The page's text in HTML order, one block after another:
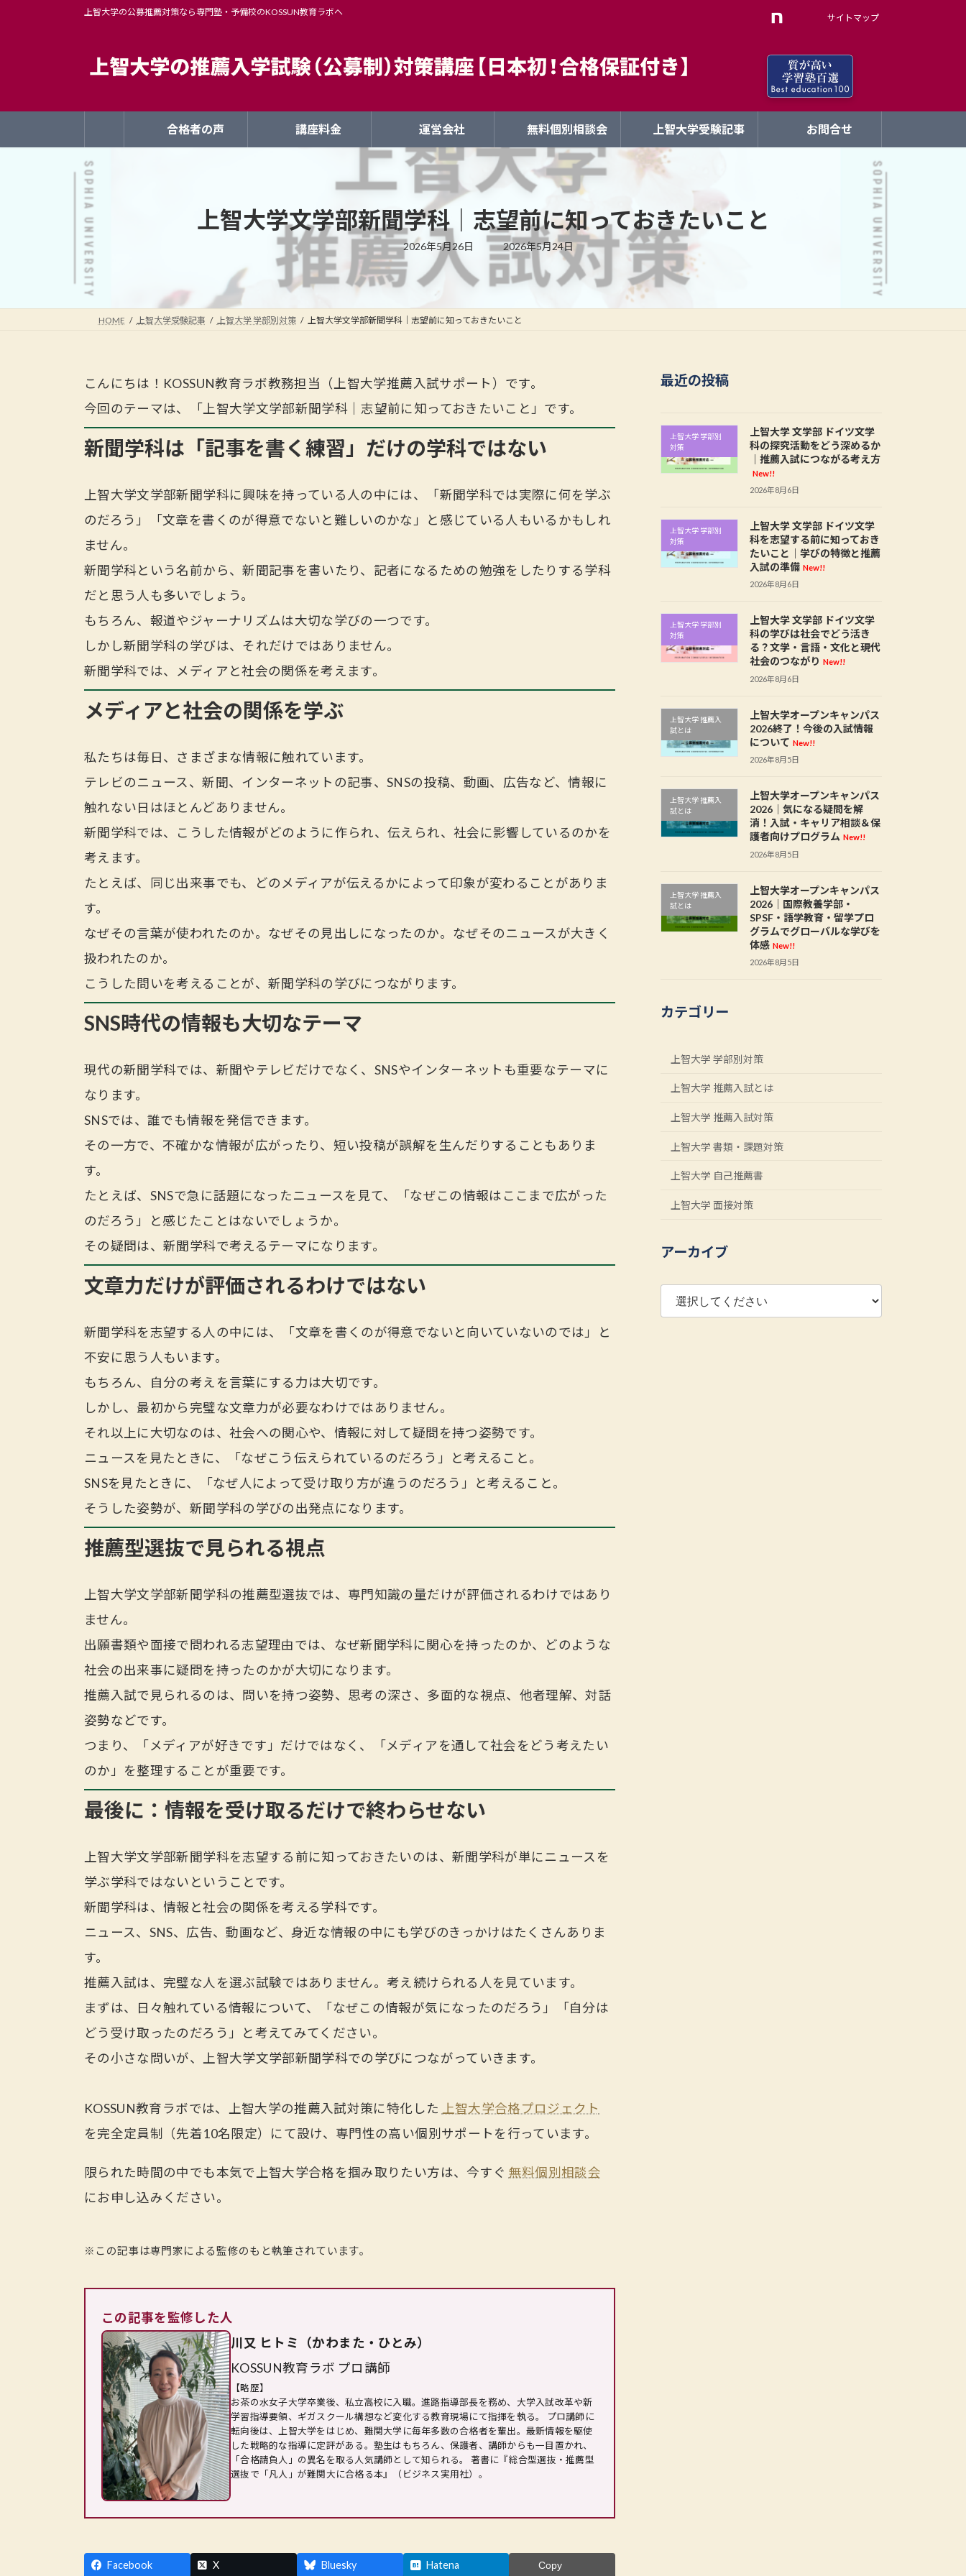
ス
ッ
ン
移
上智大学の公募推薦対策なら専門塾・予備校のKOSSUN教育ラボへ
サイトマップ
合格者の声 講座料金 運営会社 無料個別相談会 上智大学受験記事 お問合せ
上智大学文学部新聞学科｜志望前に知っておきたいこと
2026年5月26日
最
終
更
新
日
:
2026年5月24日
HOME 上智大学受験記事 上智大学 学部別対策 上智大学文学部新聞学科｜志望前に知っておきたいこと
こんにちは！KOSSUN教育ラボ教務担当（上智大学推薦入試サポート）です。
今回のテーマは、「上智大学文学部新聞学科｜志望前に知っておきたいこと」です。
新聞学科は「記事を書く練習」だけの学科ではない
上智大学文学部新聞学科に興味を持っている人の中には、「新聞学科では実際に何を学ぶ
のだろう」「文章を書くのが得意でないと難しいのかな」と感じている人もいるかもしれ
ません。
新聞学科という名前から、新聞記事を書いたり、記者になるための勉強をしたりする学科
だと思う人も多いでしょう。
もちろん、報道やジャーナリズムは大切な学びの一つです。
しかし新聞学科の学びは、それだけではありません。
新聞学科では、メディアと社会の関係を考えます。
メディアと社会の関係を学ぶ
私たちは毎日、さまざまな情報に触れています。
テレビのニュース、新聞、インターネットの記事、SNSの投稿、動画、広告など、情報に
触れない日はほとんどありません。
新聞学科では、こうした情報がどのように作られ、伝えられ、社会に影響しているのかを
考えます。
たとえば、同じ出来事でも、どのメディアが伝えるかによって印象が変わることがありま
す。
なぜその言葉が使われたのか。なぜその見出しになったのか。なぜそのニュースが大きく
扱われたのか。
こうした問いを考えることが、新聞学科の学びにつながります。
SNS時代の情報も大切なテーマ
現代の新聞学科では、新聞やテレビだけでなく、SNSやインターネットも重要なテーマに
なります。
SNSでは、誰でも情報を発信できます。
その一方で、不確かな情報が広がったり、短い投稿が誤解を生んだりすることもありま
す。
たとえば、SNSで急に話題になったニュースを見て、「なぜこの情報はここまで広がった
のだろう」と感じたことはないでしょうか。
その疑問は、新聞学科で考えるテーマになります。
文章力だけが評価されるわけではない
新聞学科を志望する人の中には、「文章を書くのが得意でないと向いていないのでは」と
不安に思う人もいます。
もちろん、自分の考えを言葉にする力は大切です。
しかし、最初から完璧な文章力が必要なわけではありません。
それ以上に大切なのは、社会への関心や、情報に対して疑問を持つ姿勢です。
ニュースを見たときに、「なぜこう伝えられているのだろう」と考えること。
SNSを見たときに、「なぜ人によって受け取り方が違うのだろう」と考えること。
そうした姿勢が、新聞学科の学びの出発点になります。
推薦型選抜で見られる視点
上智大学文学部新聞学科の推薦型選抜では、専門知識の量だけが評価されるわけではあり
ません。
出願書類や面接で問われる志望理由では、なぜ新聞学科に関心を持ったのか、どのような
社会の出来事に疑問を持ったのかが大切になります。
推薦入試で見られるのは、問いを持つ姿勢、思考の深さ、多面的な視点、他者理解、対話
姿勢などです。
つまり、「メディアが好きです」だけではなく、「メディアを通して社会をどう考えたい
のか」を整理することが重要です。
最後に：情報を受け取るだけで終わらせない
上智大学文学部新聞学科を志望する前に知っておきたいのは、新聞学科が単にニュースを
学ぶ学科ではないということです。
新聞学科は、情報と社会の関係を考える学科です。
ニュース、SNS、広告、動画など、身近な情報の中にも学びのきっかけはたくさんありま
す。
推薦入試は、完璧な人を選ぶ試験ではありません。考え続けられる人を見ています。
まずは、日々触れている情報について、「なぜこの情報が気になったのだろう」「自分は
どう受け取ったのだろう」と考えてみてください。
その小さな問いが、上智大学文学部新聞学科での学びにつながっていきます。
KOSSUN教育ラボでは、上智大学の推薦入試対策に特化した
上智大学合格プロジェクト
を完全定員制（先着10名限定）にて設け、専門性の高い個別サポートを行っています。
限られた時間の中でも本気で上智大学合格を掴み取りたい方は、今すぐ 無料個別相談会
にお申し込みください。
※この記事は専門家による監修のもと執筆されています。
この記事を監修した人
川又 ヒトミ（かわまた・ひとみ）
KOSSUN教育ラボ プロ講師
【略歴】
お茶の水女子大学卒業後、私立高校に入職。進路指導部長を務め、大学入試改革や新
学習指導要領、ギガスクール構想など変化する教育現場にて指揮を執る。 プロ講師に
転向後は、上智大学をはじめ、難関大学に毎年多数の合格者を輩出。最新情報を駆使
した戦略的な指導に定評がある。塾生はもちろん、保護者、講師からも一目置かれ、
「合格請負人」の異名を取る人気講師として知られる。 著書に『総合型選抜・推薦型
選抜で「凡人」が難関大に合格る本』（ビジネス実用社）。
Facebook X Bluesky Hatena Copy
最近の投稿
上智大学 学部別
対策
上智大学 文学部 ドイツ文学
科の探究活動をどう深めるか
｜推薦入試につながる考え方
New!!
2026年8月6日
上智大学 学部別
対策
上智大学 文学部 ドイツ文学
科を志望する前に知っておき
たいこと｜学びの特徴と推薦
入試の準備 New!!
2026年8月6日
上智大学 学部別
対策
上智大学 文学部 ドイツ文学
科の学びは社会でどう活き
る？文学・言語・文化と現代
社会のつながり New!!
2026年8月6日
上智大学 推薦入
試とは
上智大学オープンキャンパス
2026終了！今後の入試情報
について New!!
2026年8月5日
上智大学 推薦入
試とは
上智大学オープンキャンパス
2026｜気になる疑問を解
消！入試・キャリア相談＆保
護者向けプログラム New!!
2026年8月5日
上智大学 推薦入
試とは
上智大学オープンキャンパス
2026｜国際教養学部・
SPSF・語学教育・留学プロ
グラムでグローバルな学びを
体感 New!!
2026年8月5日
カテゴリー
上智大学 学部別対策
上智大学 推薦入試とは
上智大学 推薦入試対策
上智大学 書類・課題対策
上智大学 自己推薦書
上智大学 面接対策
アーカイブ